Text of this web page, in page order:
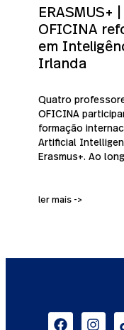
ERASMUS+
OFICINA
em
Irlanda
Quatro
OFICINA
formação
Artificial
Erasmus+. Ao
ler mais ->